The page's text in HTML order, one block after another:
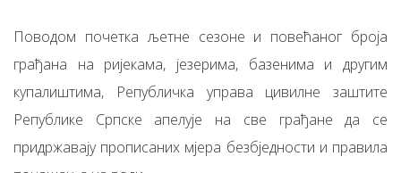
Поводом почетка љетне сезоне и повећаног броја
грађана на ријекама, језерима, базенима и другим
купалиштима, Републичка управа цивилне заштите
Републике Српске апелује на све грађане да се
придржавају прописаних мјера безбједности и правила